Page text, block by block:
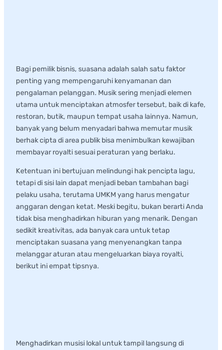
Bagi pemilik bisnis, suasana adalah salah satu faktor
penting yang mempengaruhi kenyamanan dan
pengalaman pelanggan. Musik sering menjadi elemen
utama untuk menciptakan atmosfer tersebut, baik di kafe,
restoran, butik, maupun tempat usaha lainnya. Namun,
banyak yang belum menyadari bahwa memutar musik
berhak cipta di area publik bisa menimbulkan kewajiban
membayar royalti sesuai peraturan yang berlaku.
Ketentuan ini bertujuan melindungi hak pencipta lagu,
tetapi di sisi lain dapat menjadi beban tambahan bagi
pelaku usaha, terutama UMKM yang harus mengatur
anggaran dengan ketat. Meski begitu, bukan berarti Anda
tidak bisa menghadirkan hiburan yang menarik. Dengan
sedikit kreativitas, ada banyak cara untuk tetap
menciptakan suasana yang menyenangkan tanpa
melanggar aturan atau mengeluarkan biaya royalti,
berikut ini empat tipsnya.
Menghadirkan musisi lokal untuk tampil langsung di